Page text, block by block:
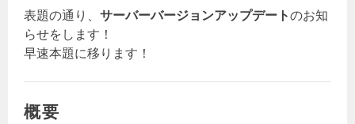
表題の通り、サーバーバージョンアップデートのお知
らせをします！
早速本題に移ります！
概要